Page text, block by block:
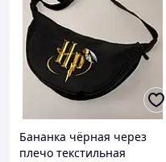
Бананка чёрная через
плечо текстильная